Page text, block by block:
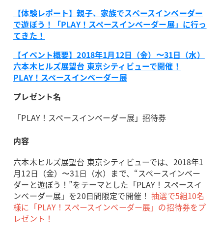
【体験レポート】親子、家族でスペースインベーダー
で遊ぼう！「PLAY！スペースインベーダー展」に行っ
てきた！
【イベント概要】2018年1月12日（金）〜31日（水）
六本木ヒルズ展望台 東京シティビューで開催！
PLAY！スペースインベーダー展
プレゼント名
「PLAY！スペースインベーダー展」招待券
内容
六本木ヒルズ展望台 東京シティビューでは、2018年1
月12日（金）〜31日（水）まで、“スペースインベー
ダーと遊ぼう！”をテーマとした「PLAY！スペースイ
ンベーダー展」を20日間限定で開催！抽選で5組10名
様に「PLAY！スペースインベーダー展」の招待券をプ
レゼント！